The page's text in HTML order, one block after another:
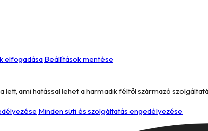
elfogadása Beállítások mentése
ami hatással lehet a harmadik féltől származó
Minden süti és szolgáltatás engedélyezése